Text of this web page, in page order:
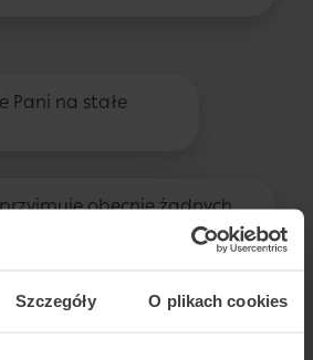
Szczegóły O plikach cookies
Pani na stałe
obecnie żadnych